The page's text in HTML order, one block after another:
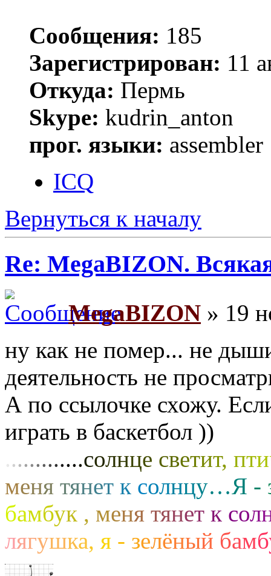
Сообщения: 185
Зарегистрирован: 11
Откуда: Пермь
Skype: kudrin_anton
прог. языки: assembler
ICQ
Вернуться к началу
Re: MegaBIZON.
MegaBIZON » 19
ну как не помер... не
деятельность не
А по ссылочке схожу.
играть в баскетбол ))
............солнце светит, пти
меня тянет к солнцу…Я -
бамбук , меня тянет к сол
лягушка, я - зелёный бамб